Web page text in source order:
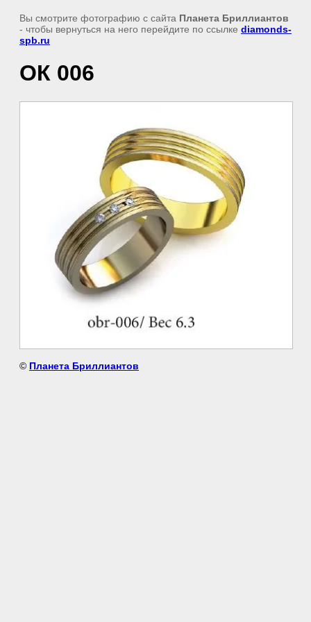
Вы смотрите фотографию с сайта Планета Бриллиантов
- чтобы вернуться на него перейдите по ссылке diamonds-
spb.ru
ОК 006
© Планета Бриллиантов